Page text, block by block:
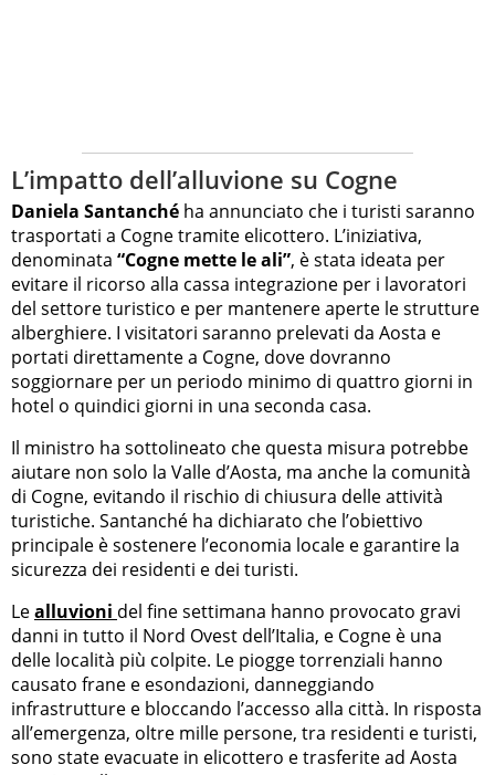
L’impatto dell’alluvione su Cogne
Daniela Santanché ha annunciato che i turisti saranno
trasportati a Cogne tramite elicottero. L’iniziativa,
denominata “Cogne mette le ali”, è stata ideata per
evitare il ricorso alla cassa integrazione per i lavoratori
del settore turistico e per mantenere aperte le strutture
alberghiere. I visitatori saranno prelevati da Aosta e
portati direttamente a Cogne, dove dovranno
soggiornare per un periodo minimo di quattro giorni in
hotel o quindici giorni in una seconda casa.
Il ministro ha sottolineato che questa misura potrebbe
aiutare non solo la Valle d’Aosta, ma anche la comunità
di Cogne, evitando il rischio di chiusura delle attività
turistiche. Santanché ha dichiarato che l’obiettivo
principale è sostenere l’economia locale e garantire la
sicurezza dei residenti e dei turisti.
Lealluvioni del fine settimana hanno provocato gravi
danni in tutto il Nord Ovest dell’Italia, e Cogne è una
delle località più colpite. Le piogge torrenziali hanno
causato frane e esondazioni, danneggiando
infrastrutture e bloccando l’accesso alla città. In risposta
all’emergenza, oltre mille persone, tra residenti e turisti,
sono state evacuate in elicottero e trasferite ad Aosta